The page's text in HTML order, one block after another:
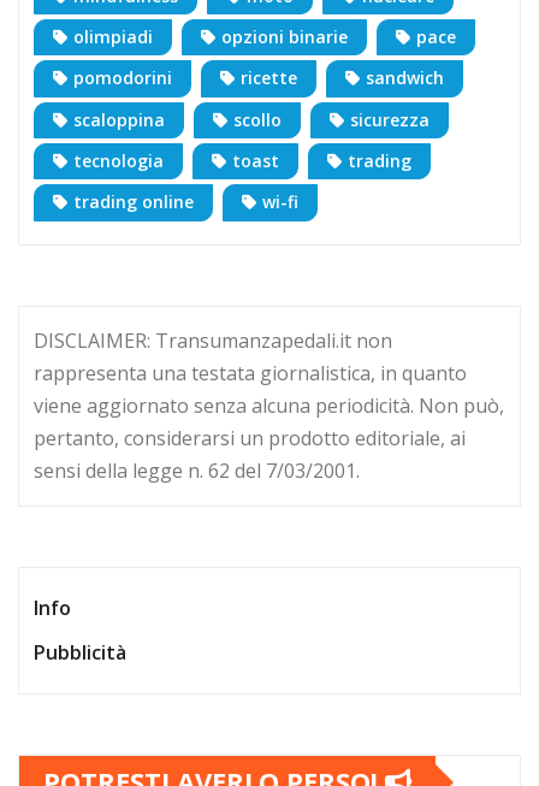
olimpiadi
opzioni binarie
pace
pomodorini
ricette
sandwich
scaloppina
scollo
sicurezza
tecnologia
toast
trading
trading online
wi-fi
DISCLAIMER: Transumanzapedali.it non
rappresenta una testata giornalistica, in quanto
viene aggiornato senza alcuna periodicità. Non può,
pertanto, considerarsi un prodotto editoriale, ai
sensi della legge n. 62 del 7/03/2001.
Info
Pubblicità